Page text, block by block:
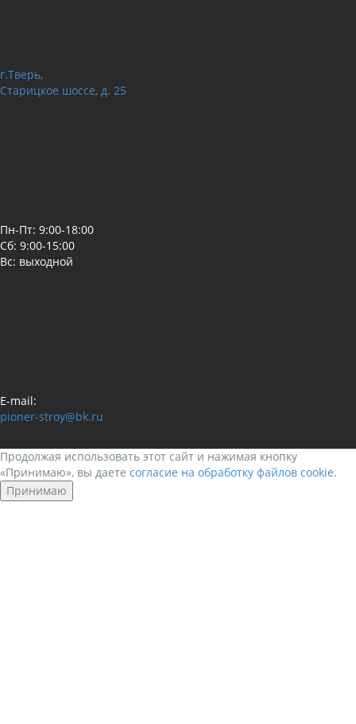
г.Тверь,
Старицкое шоссе, д. 25
Пн-Пт: 9:00-18:00
Сб: 9:00-15:00
Вс: выходной
E-mail:
pioner-stroy@bk.ru
Продолжая использовать этот сайт и нажимая кнопку
«Принимаю», вы даете согласие на обработку файлов cookie.
Принимаю